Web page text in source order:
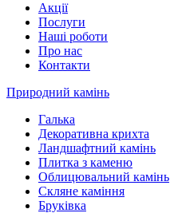
Акції
Послуги
Наші роботи
Про нас
Контакти
Природний камінь
Галька
Декоративна крихта
Ландшафтний камінь
Плитка з каменю
Облицювальний камінь
Скляне каміння
Бруківка